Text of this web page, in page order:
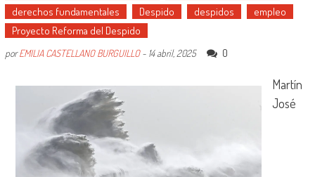
derechos fundamentales
Despido despidos
empleo
Proyecto Reforma del Despido
porEMILIA CASTELLANO BURGUILLO- 14 abril, 2025 0
Martín
José